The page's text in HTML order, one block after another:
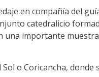
para mí?
con Andes
en compañía del
catedralicio
una importante
o Coricancha,